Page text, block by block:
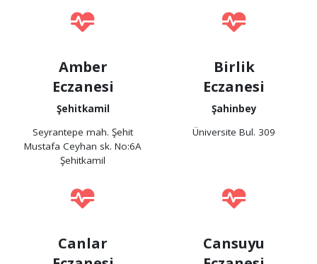
Amber
Eczanesi
Şehitkamil
Seyrantepe mah. Şehit
Mustafa Ceyhan sk. No:6A
Şehitkamil
Birlik
Eczanesi
Şahinbey
Üniversite Bul. 309
Canlar
Cansuyu